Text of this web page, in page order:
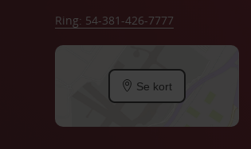
Ring: 54-381-426-7777
Se kort